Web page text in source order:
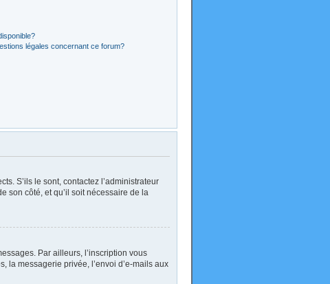
légales concernant ce forum?
S’ils le sont, contactez l’administrateur
son côté, et qu’il soit nécessaire de la
Par ailleurs, l’inscription vous
la messagerie privée, l’envoi d’e-mails aux